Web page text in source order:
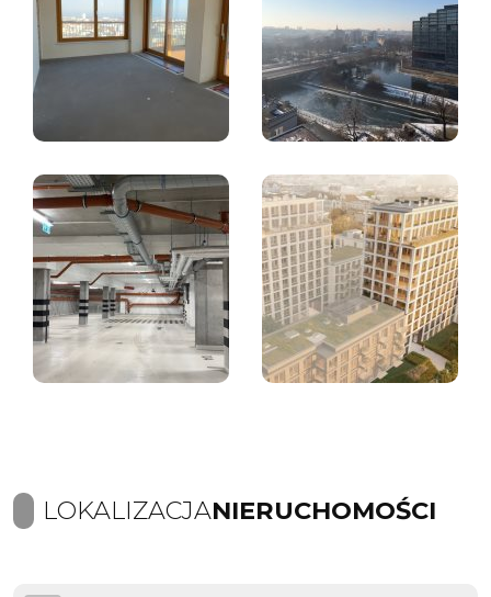
LOKALIZACJANIERUCHOMOŚCI